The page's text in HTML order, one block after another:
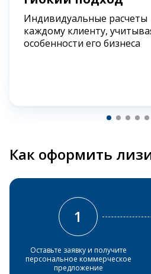
Индивидуальные расчеты
каждому клиенту,
особенности его бизнеса
Как оформить
1
Оставьте заявку и получите
персональное коммерческое
предложение